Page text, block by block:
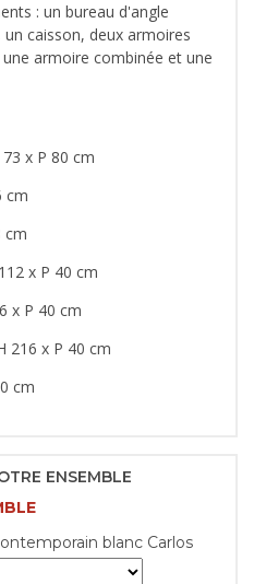
: un bureau d'angle
caisson, deux armoires
armoire combinée et une
x P 80 cm
cm
cm
x P 40 cm
x P 40 cm
216 x P 40 cm
cm
ENSEMBLE
blanc Carlos